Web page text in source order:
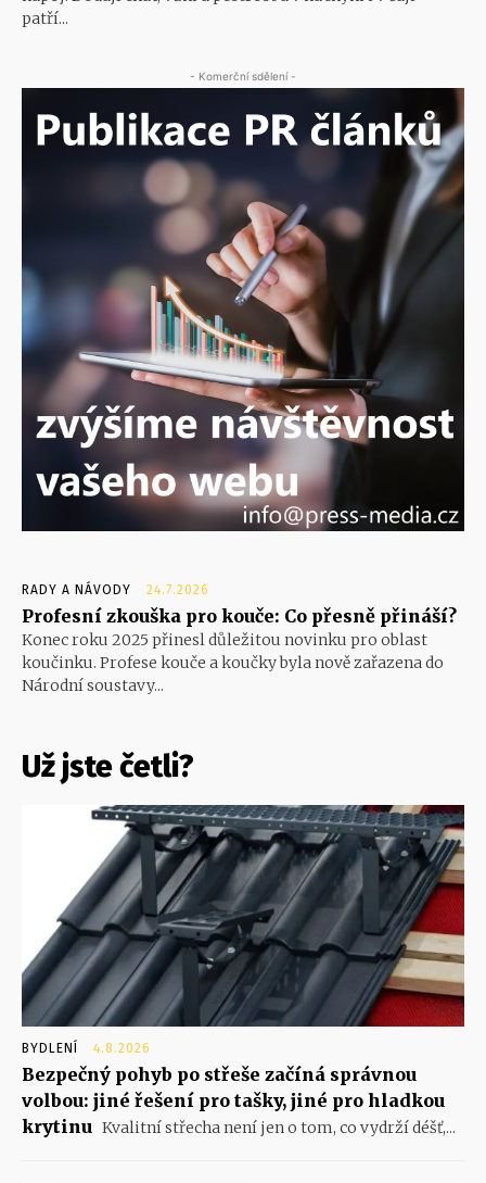
patří...
- Komerční sdělení -
RADY A NÁVODY 24.7.2026
Profesní zkouška pro kouče: Co přesně přináší?
Konec roku 2025 přinesl důležitou novinku pro oblast
koučinku. Profese kouče a koučky byla nově zařazena do
Národní soustavy...
Už jste četli?
BYDLENÍ 4.8.2026
Bezpečný pohyb po střeše začíná správnou
volbou: jiné řešení pro tašky, jiné pro hladkou
krytinu Kvalitní střecha není jen o tom, co vydrží déšť,...